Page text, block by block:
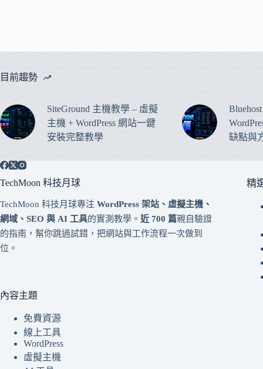
目前趨勢
SiteGround 主機教學 – 虛擬
主機 + WordPress 網站一鍵
安裝完整教學
缺點與
TechMoon 科技月球
TechMoon 科技月球專注 WordPress 架站、虛擬主機、
網域、SEO 與 AI 工具的實測教學。 近 700 篇親自驗證
的指南，幫你跳過試錯，把網站與工作流程一次做到
位。
內容主題
免費資源
線上工具
WordPress
虛擬主機
精